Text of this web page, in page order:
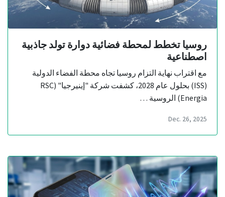
روسيا تخطط لمحطة فضائية دوارة تولد جاذبية
اصطناعية
مع اقتراب نهاية التزام روسيا تجاه محطة الفضاء الدولية
(ISS) بحلول عام 2028، كشفت شركة "إينيرجيا" (RSC
Energia) الروسية …
Dec. 26, 2025